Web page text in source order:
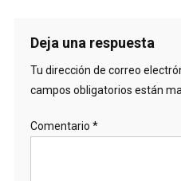
Deja una respuesta
Tu dirección de correo
campos obligatorios están
Comentario *